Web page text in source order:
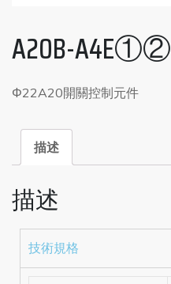
A20B-A4E①②
Φ22A20開關控制元件
描述
描述
技術規格